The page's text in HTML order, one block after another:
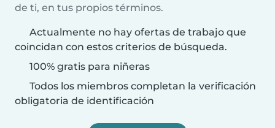
de ti, en tus propios términos.
Actualmente no hay ofertas de trabajo que
coincidan con estos criterios de búsqueda.
100% gratis para niñeras
Todos los miembros completan la verificación
obligatoria de identificación